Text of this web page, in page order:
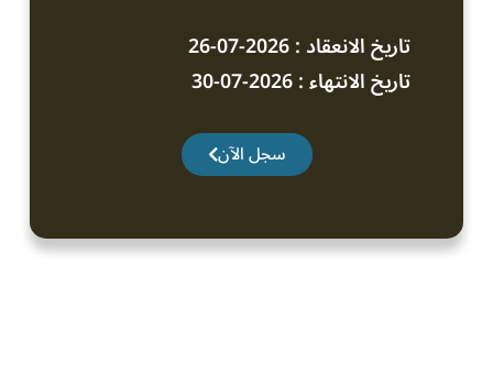
تاريخ الانعقاد : 2026-07-26
تاريخ الانتهاء : 2026-07-30
سجل الآن